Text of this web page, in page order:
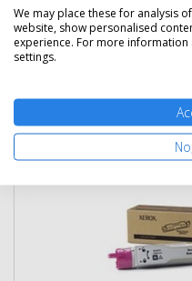
Eredeti Xerox
toner
We may place these for analysis
website, show personalised
experience. For more
settings.